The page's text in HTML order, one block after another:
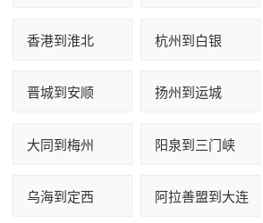
香港到淮北 杭州到白银
晋城到安顺 扬州到运城
大同到梅州 阳泉到三门峡
乌海到定西 阿拉善盟到大连